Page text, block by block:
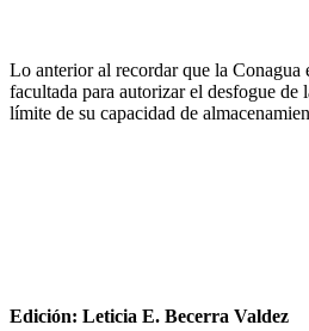
Lo anterior al recordar que la Conagua
facultada para autorizar el desfogue de
límite de su capacidad de
Edición: Leticia E. Becerra Valdez